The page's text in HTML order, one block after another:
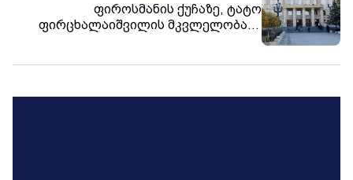
ფიროსმანის ქუჩაზე, ტატო
ფირცხალაიშვილის მკვლელობაში